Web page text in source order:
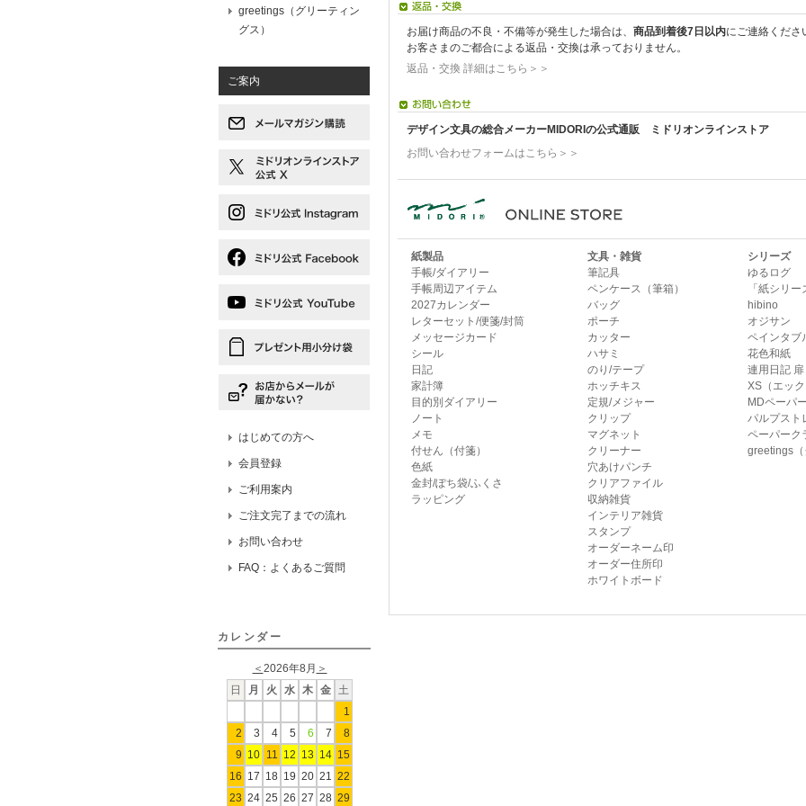
greetings（グリーティン
グス）
ご案内
はじめての方へ
会員登録
ご利用案内
ご注文完了までの流れ
お問い合わせ
FAQ：よくあるご質問
カレンダー
＜ 2026年8月 ＞
日
月 火 水 木 金
土
1
2
3 4 5 6 7
8
9 10 11 12 13 14 15
16 17 18 19 20 21
22
23 24 25 26 27 28 29
お届け商品の不良・不備等が発生した場合は、 商品到着後7日以内にご連絡くださ
お客さまのご都合による返品・交換は承っておりません。
返品・交換 詳細はこちら＞＞
デザイン文具の総合メーカーMIDORIの公式通販 ミドリオンラインストア
お問い合わせフォームはこちら＞＞
紙製品
手帳/ダイアリー
手帳周辺アイテム
2027カレンダー
レターセット/便箋/封筒
メッセージカード
シール
日記
家計簿
目的別ダイアリー
ノート
メモ
付せん（付箋）
色紙
金封/ぽち袋/ふくさ
ラッピング
文具・雑貨
筆記具
ペンケース（筆箱）
バッグ
ポーチ
カッター
ハサミ
のり/テープ
ホッチキス
定規/メジャー
クリップ
マグネット
クリーナー
穴あけパンチ
クリアファイル
収納雑貨
インテリア雑貨
スタンプ
オーダーネーム印
オーダー住所印
ホワイトボード
シリーズ
ゆるログ
「紙シリー
hibino
オジサン
ペインタブ
花色和紙
連用日記 扉
XS（エック
MDペーパ
パルプスト
ペーパーク
greetings（